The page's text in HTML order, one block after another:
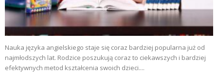
Nauka języka angielskiego staje się coraz bardziej popularna już od
najmłodszych lat. Rodzice poszukują coraz to ciekawszych i bardziej
efektywnych metod kształcenia swoich dzieci....